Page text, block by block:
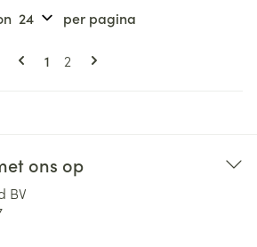
Pagina's
U lees momenteel pagina
1 Pagina
2
per pagina
ons op
BV